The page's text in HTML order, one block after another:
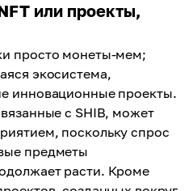
или проекты,
просто монеты-мем;
экосистема,
инновационные проекты.
с SHIB, может
поскольку спрос
предметы
расти. Кроме